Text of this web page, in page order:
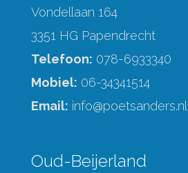
Vondellaan 164
3351 HG Papendrecht
Telefoon: 078-6933340
Mobiel: 06-34341514
Email: info@poetsanders.nl
Oud-Beijerland